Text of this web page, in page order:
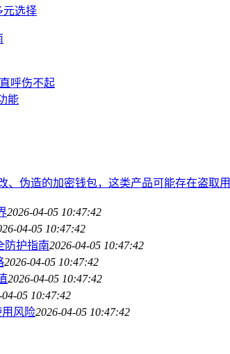
元选择
呼伤不起
能
、伪造的加密钱包，这类产品可能存在盗
2026-04-05 10:47:42
04-05 10:47:42
防护指南2026-04-05 10:47:42
2026-04-05 10:47:42
2026-04-05 10:47:42
04-05 10:47:42
用风险2026-04-05 10:47:42